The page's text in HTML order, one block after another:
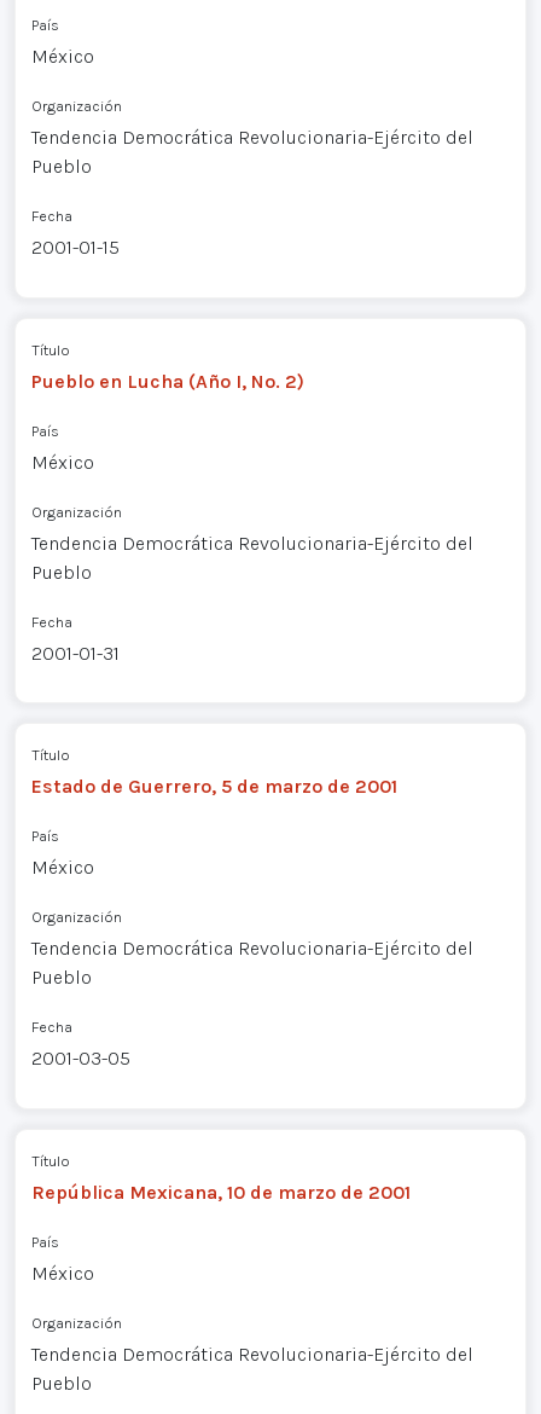
País
México
Organización
Tendencia Democrática Revolucionaria-Ejército del
Pueblo
Fecha
2001-01-15
Título
Pueblo en Lucha (Año I, No. 2)
País
México
Organización
Tendencia Democrática Revolucionaria-Ejército del
Pueblo
Fecha
2001-01-31
Título
Estado de Guerrero, 5 de marzo de 2001
País
México
Organización
Tendencia Democrática Revolucionaria-Ejército del
Pueblo
Fecha
2001-03-05
Título
República Mexicana, 10 de marzo de 2001
País
México
Organización
Tendencia Democrática Revolucionaria-Ejército del
Pueblo